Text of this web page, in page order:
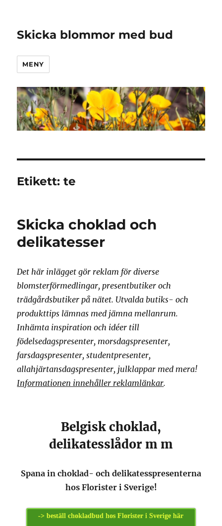
Skicka blommor med bud
MENY
Etikett:te
Skicka choklad och
delikatesser
Det här inlägget gör reklam för diverse
blomsterförmedlingar, presentbutiker och
trädgårdsbutiker på nätet. Utvalda butiks- och
produkttips lämnas med jämna mellanrum.
Inhämta inspiration och idéer till
födelsedagspresenter, morsdagspresenter,
farsdagspresenter, studentpresenter,
allahjärtansdagspresenter, julklappar med mera!
Informationen innehåller reklamlänkar.
Belgisk choklad,
delikatesslådor m m
Spana in choklad- och delikatesspresenterna
hos Florister i Sverige!
-> beställ chokladbud hos Florister i Sverige här